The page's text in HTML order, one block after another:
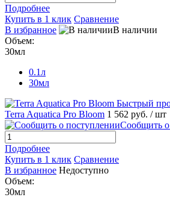
Подробнее
Купить в 1 клик Сравнение
В избранное
В наличии
Объем:
30мл
0.1л
30мл
Быстрый
Terra Aquatica Pro Bloom 1 562 руб. / шт
Сообщить
Подробнее
Купить в 1 клик Сравнение
В избранное Недоступно
Объем:
30мл